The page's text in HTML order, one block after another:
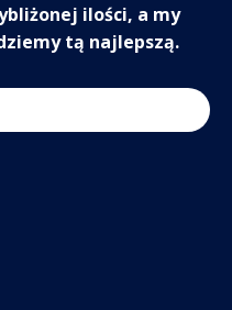
ilości, a my
tą najlepszą.